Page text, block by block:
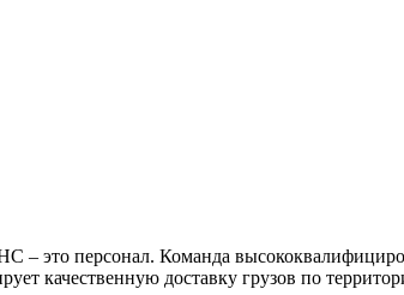
это персонал. Команда
качественную доставку грузов по